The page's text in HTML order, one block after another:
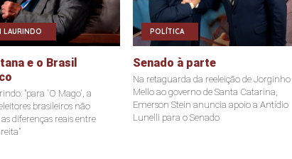
LAURINDO
e o Brasil
"para 'O Mago', a
brasileiros não
diferenças reais entre
POLÍTICA
Senado à parte
Na retaguarda da reeleição de Jorginho
Mello ao governo de Santa Catarina,
Emerson Stein anuncia apoio a Antídio
Lunelli para o Senado